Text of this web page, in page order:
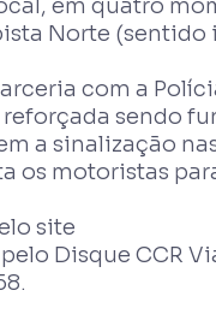
em quatro
Norte
com a
sendo
a sinalização
os motoristas
site
Disque CCR